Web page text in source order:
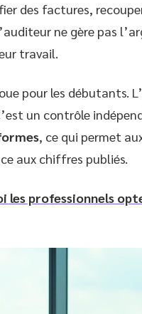
des factures,
ne gère pas
travail.
pour les débutants.
un contrôle
, ce qui permet
aux chiffres publiés.
les professionnels